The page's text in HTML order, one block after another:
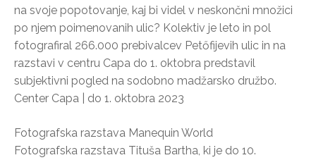
na svoje popotovanje, kaj bi videl v neskončni množici
po njem poimenovanih ulic? Kolektiv je leto in pol
fotografiral 266.000 prebivalcev Petőfijevih ulic in na
razstavi v centru Capa do 1. oktobra predstavil
subjektivni pogled na sodobno madžarsko družbo.
Center Capa | do 1. oktobra 2023
Fotografska razstava Manequin World
Fotografska razstava Tituša Bartha, ki je do 10.